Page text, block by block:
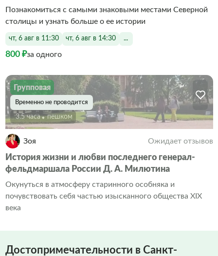
Познакомиться с самыми знаковыми местами Северной
столицы и узнать больше о ее истории
чт, 6 авг в 11:30 чт, 6 авг в 14:30 ...
800 ₽за одного
Групповая
Временно не проводится
3.5 часа Пешком
Зоя Ожидает отзывов
История жизни и любви последнего генерал-
фельдмаршала России Д. А. Милютина
Окунуться в атмосферу старинного особняка и
почувствовать себя частью изысканного общества XIX
века
Достопримечательности в Санкт-